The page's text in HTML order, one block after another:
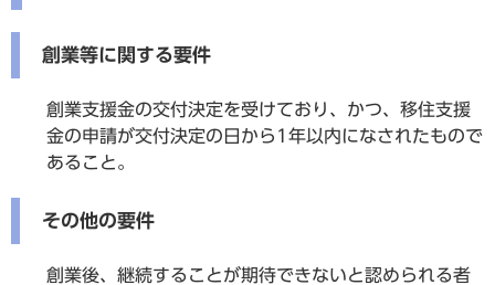
創業等に関する要件
創業支援金の交付決定を受けており、かつ、移住支援
金の申請が交付決定の日から1年以内になされたもので
あること。
その他の要件
創業後、継続することが期待できないと認められる者